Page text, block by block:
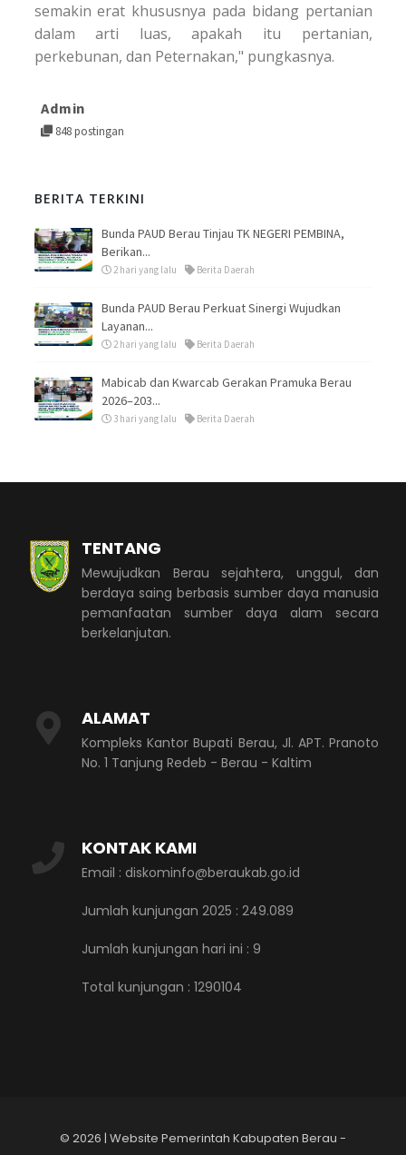
semakin erat khususnya pada bidang pertanian
dalam arti luas, apakah itu pertanian,
perkebunan, dan Peternakan," pungkasnya.
Admin
848 postingan
BERITA TERKINI
Bunda PAUD Berau Tinjau TK NEGERI PEMBINA,
Berikan...
2 hari yang lalu Berita Daerah
Bunda PAUD Berau Perkuat Sinergi Wujudkan
Layanan...
2 hari yang lalu Berita Daerah
Mabicab dan Kwarcab Gerakan Pramuka Berau
2026–203...
3 hari yang lalu Berita Daerah
TENTANG
Mewujudkan Berau sejahtera, unggul, dan
berdaya saing berbasis sumber daya manusia
pemanfaatan sumber daya alam secara
berkelanjutan.
ALAMAT
Kompleks Kantor Bupati Berau, Jl. APT. Pranoto
No. 1 Tanjung Redeb - Berau - Kaltim
KONTAK KAMI
Email : diskominfo@beraukab.go.id
Jumlah kunjungan 2025 : 249.089
Jumlah kunjungan hari ini : 9
Total kunjungan : 1290104
© 2026 | Website Pemerintah Kabupaten Berau -